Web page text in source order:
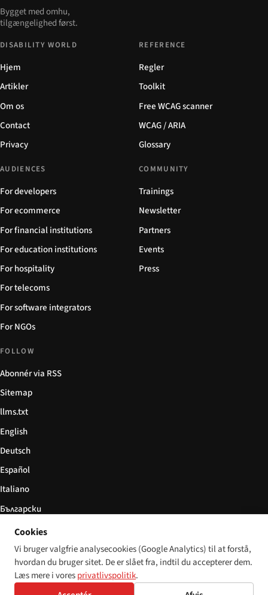
Bygget med omhu,
tilgængelighed først.
DISABILITY WORLD
Hjem
Artikler
Om os
Contact
Privacy
REFERENCE
Regler
Toolkit
Free WCAG scanner
WCAG / ARIA
Glossary
AUDIENCES
For developers
For ecommerce
For financial institutions
For education institutions
For hospitality
For telecoms
For software integrators
For NGOs
COMMUNITY
Trainings
Newsletter
Partners
Events
Press
FOLLOW
Abonnér via RSS
Sitemap
llms.txt
English
Deutsch
Español
Italiano
Български
简体中文
© 2026 Disability World. Alle rettigheder forbeholdes. Cookie settings
Cookies
Vi bruger valgfrie analysecookies (Google Analytics) til at forstå,
hvordan du bruger sitet. De er slået fra, indtil du accepterer dem.
Læs mere i voresprivatlivspolitik.